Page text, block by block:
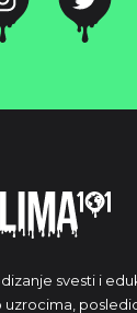
svesti i